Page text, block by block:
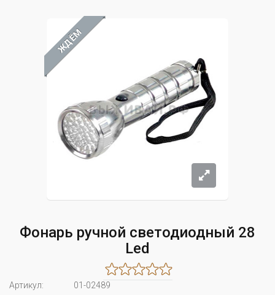
ЖДЁМ
Фонарь ручной светодиодный 28
Led
Артикул:
01-02489